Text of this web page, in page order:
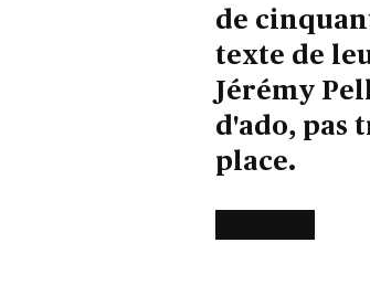
de
texte de
Jérémy
d'ado, pas
place.